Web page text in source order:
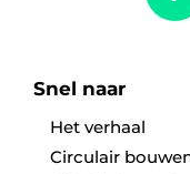
Snel naar
Het verhaal
Circulair